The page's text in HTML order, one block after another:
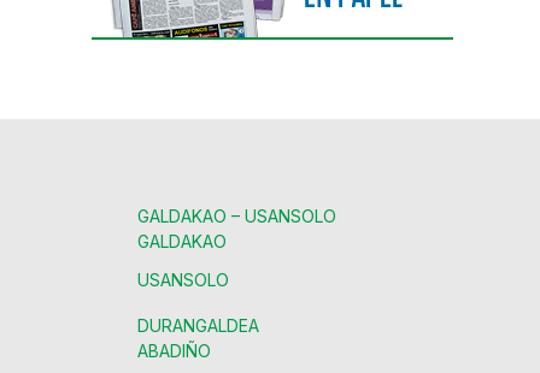
GALDAKAO – USANSOLO
GALDAKAO
USANSOLO
DURANGALDEA
ABADIÑO